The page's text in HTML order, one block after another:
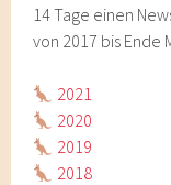
14 Tage einen
von 2017 bis Ende
2021
2020
2019
2018